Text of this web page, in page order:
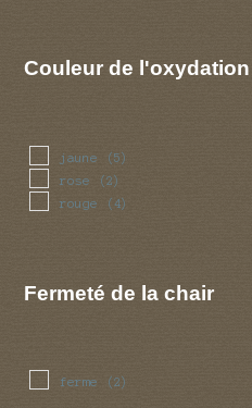
Couleur de
jaune (5)
rose (2)
rouge (4)
Fermeté de la chair
ferme (2)